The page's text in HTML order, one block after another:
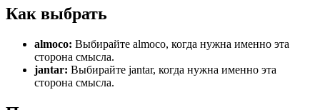
Как выбрать
almoco: Выбирайте almoco, когда нужна именно эта
сторона смысла.
jantar: Выбирайте jantar, когда нужна именно эта
сторона смысла.